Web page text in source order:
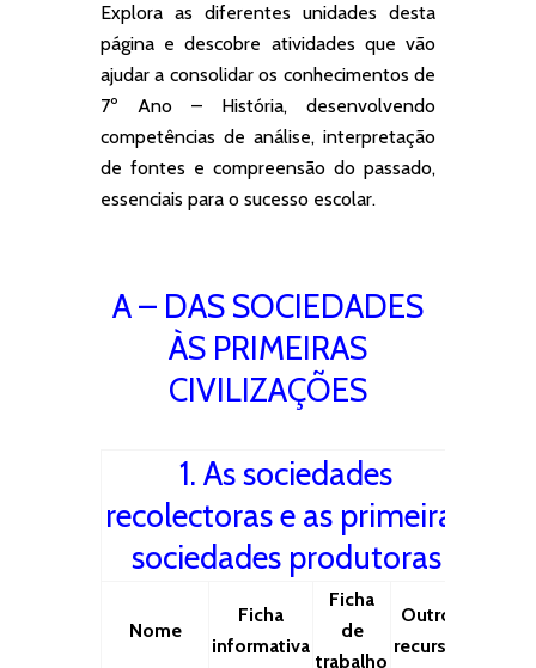
Explora as diferentes unidades desta
página e descobre atividades que vão
ajudar a consolidar os conhecimentos de
7º Ano – História, desenvolvendo
competências de análise, interpretação
de fontes e compreensão do passado,
essenciais para o sucesso escolar.
A – DAS SOCIEDADES
ÀS PRIMEIRAS
CIVILIZAÇÕES
1. As sociedades
recolectoras e as primeiras
sociedades produtoras
Nome
Ficha
informativa
Ficha
de
trabalho
Outros
recursos